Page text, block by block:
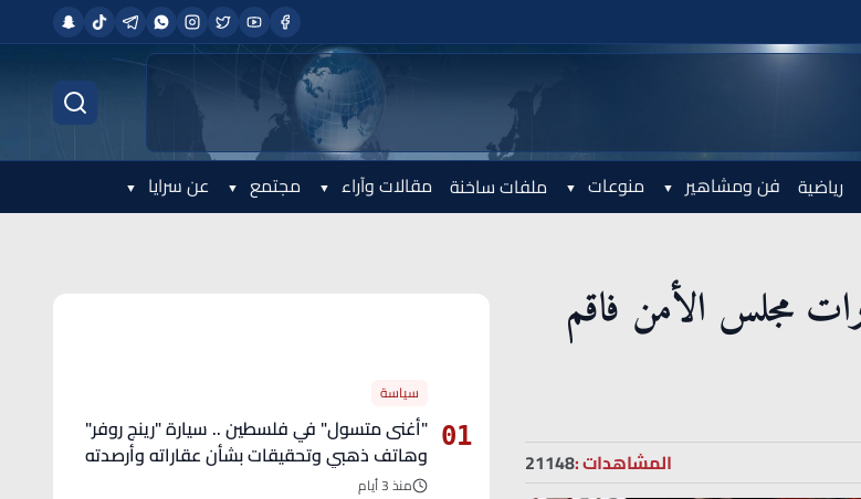
رياضية فن ومشاهير منوعات ملفات ساخنة مقالات وآراء مجتمع عن سرايا
مجلس الأمن فاقم
المشاهدات :21148
01
سياسة
"أغنى متسول" في فلسطين .. سيارة "رينج روفر"
وهاتف ذهبي وتحقيقات بشأن عقاراته وأرصدته
منذ 3 أيام